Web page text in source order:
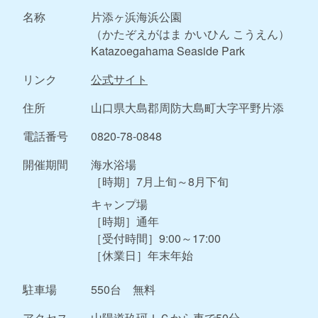
名称
片添ヶ浜海浜公園
（かたぞえがはま かいひん こうえん）
Katazoegahama Seaside Park
リンク
公式サイト
住所
山口県大島郡周防大島町大字平野片添
電話番号
0820-78-0848
開催期間
海水浴場
［時期］7月上旬～8月下旬
キャンプ場
［時期］通年
［受付時間］9:00～17:00
［休業日］年末年始
駐車場
550台 無料